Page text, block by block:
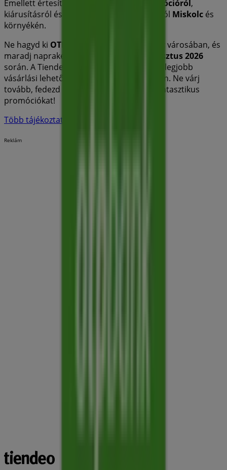
Emellett értesítünk minden exkluzív
promócióról,
kiárusításról és a legfrissebb újdonságokról Miskolc és
környékén.
Ne hagyd ki OTP Bank
városában, és
maradj naprakész a legjobb árakkal
augusztus 2026
során. A Tiendeo-nál mindig megtalálod a legjobb
vásárlási lehetőségeket
városában. Ne várj
tovább, fedezd fel a számodra készített fantasztikus
promóciókat!
Több tájékoztatás — OTP Bank
Reklám